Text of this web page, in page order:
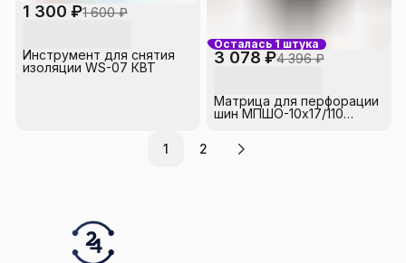
1 300 ₽1 600 ₽
Инструмент для снятия
изоляции WS-07 КВТ
Осталась 1 штука
3 078 ₽4 396 ₽
Матрица для перфорации
шин МПШО-10х17/110
1
2